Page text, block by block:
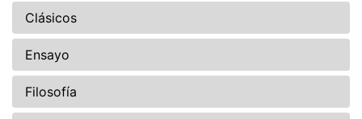
Clásicos
Ensayo
Filosofía